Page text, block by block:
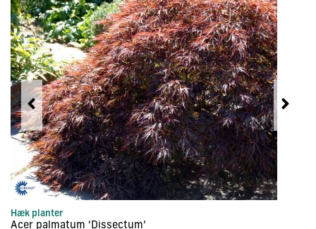
Hæk planter
Acer palmatum ‘Dissectum’